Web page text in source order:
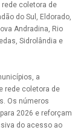
coletora de
do Sul, Eldorado,
Andradina, Rio
Sidrolândia e
a
rede coletora de
Os números
2026 e reforçam
do acesso ao